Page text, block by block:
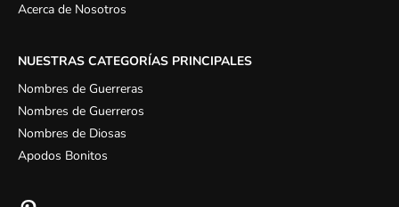
Acerca de Nosotros
NUESTRAS CATEGORÍAS PRINCIPALES
Nombres de Guerreras
Nombres de Guerreros
Nombres de Diosas
Apodos Bonitos